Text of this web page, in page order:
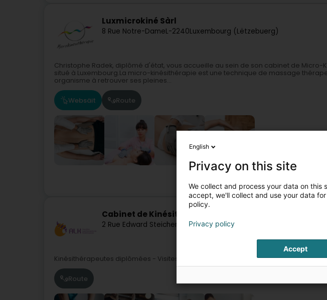
Luxmicrokiné Sàrl
8 Rue Notre-DameL-2240Luxembourg (Lëtzebuerg)
Christophe Radek, diplômé d'état, vous accueille au sein de son cabinet de Micro-
situé à Luxembourg.La micro-kinésithérapie est une technique de massage
organisme à retrouver ses pleines...
Websäit Route
Cabinet de Kinésithérapie et de Thérapie Manuelle
2 Rue Edward Steichen L-3324Bivange (Béiweng)
Kinésithérapeutes diplômées - Visites à domicile
Route
English
Privacy on this site
We collect and process your data on
accept, we'll collect and use your data
policy.
Privacy policy
Accept